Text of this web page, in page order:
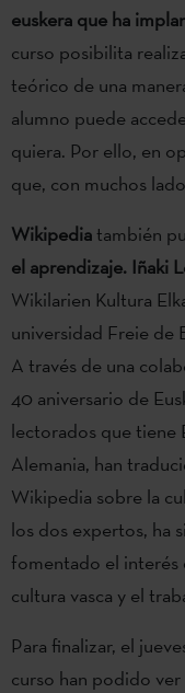
euskera que ha
curso posibilita
teórico de una
alumno puede
quiera. Por ello, en
que, con muchos
Wikipedia también
el aprendizaje. Iñaki
Wikilarien Kultura
universidad Freie de
A través de una
40 aniversario de
lectorados que tiene
Alemania, han
Wikipedia sobre la
los dos expertos, ha
fomentado el interés
cultura vasca y el
Para finalizar, el
curso han podido